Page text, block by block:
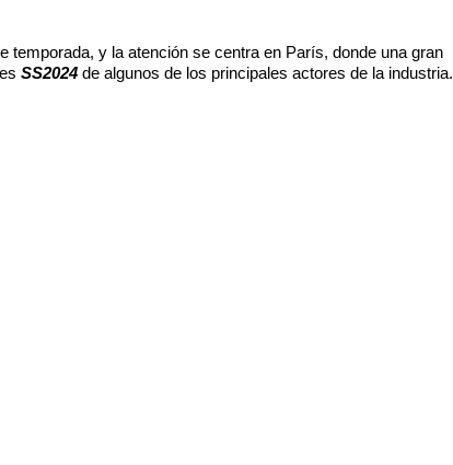
y la atención se centra en París, donde una gran
SS2024de algunos de los principales actores de la industria.